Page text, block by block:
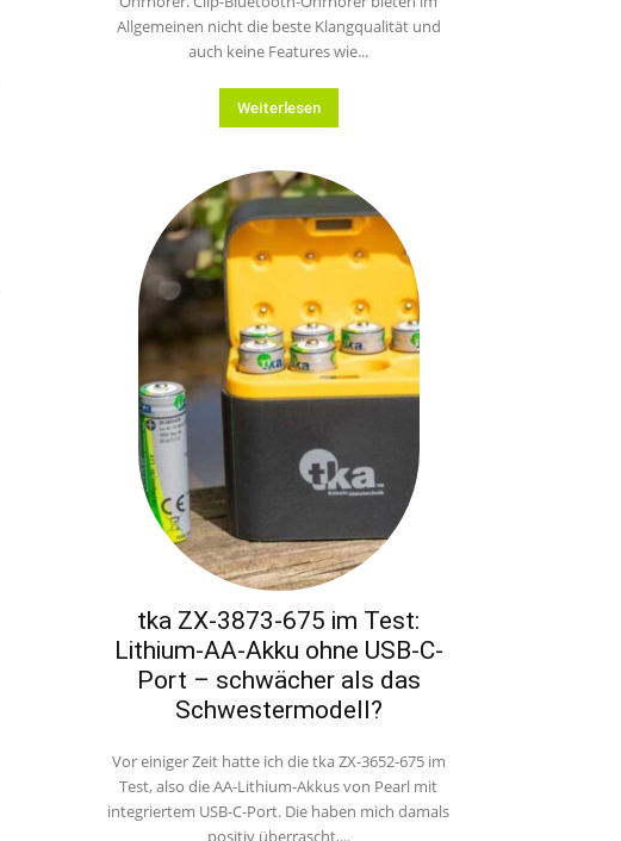
Allgemeinen nicht die beste Klangqualität und
auch keine Features wie...
Weiterlesen
tka ZX-3873-675 im Test:
Lithium-AA-Akku ohne USB-C-
Port – schwächer als das
Schwestermodell?
Vor einiger Zeit hatte ich die tka ZX-3652-675 im
Test, also die AA-Lithium-Akkus von Pearl mit
integriertem USB-C-Port. Die haben mich damals
positiv überrascht,...